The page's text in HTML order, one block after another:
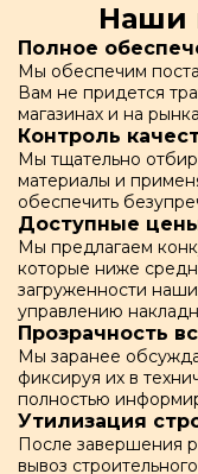
Наши
Полное
Мы обеспечим
Вам не придется
магазинах и на
Контроль
Мы тщательно
материалы и
обеспечить
Доступные
Мы предлагаем
которые ниже
загруженности
управлению
Прозрачность
Мы заранее
фиксируя их в
полностью
Утилизация
После завершения
вывоз